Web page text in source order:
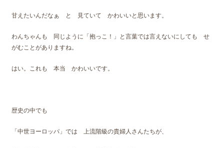
甘えたいんだなぁ と 見ていて かわいいと思います。
わんちゃんも 同じように「抱っこ！」と言葉では言えないにしても せ
がむことがありますね。
はい。これも 本当 かわいいです。
歴史の中でも
「中世ヨーロッパ」では 上流階級の貴婦人さんたちが、